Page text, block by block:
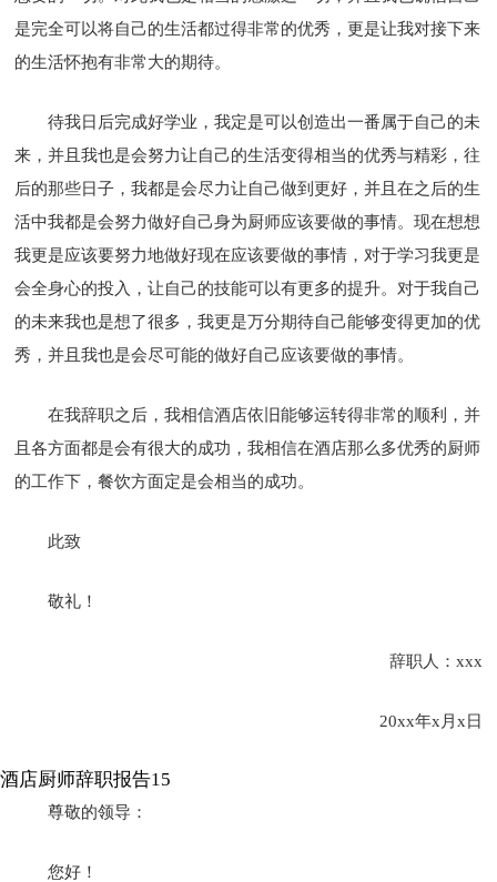
是完全可以将自己的生活都过得非常的优秀，更是让我对接下来
的生活怀抱有非常大的期待。
待我日后完成好学业，我定是可以创造出一番属于自己的未
来，并且我也是会努力让自己的生活变得相当的优秀与精彩，往
后的那些日子，我都是会尽力让自己做到更好，并且在之后的生
活中我都是会努力做好自己身为厨师应该要做的事情。现在想想
我更是应该要努力地做好现在应该要做的事情，对于学习我更是
会全身心的投入，让自己的技能可以有更多的提升。对于我自己
的未来我也是想了很多，我更是万分期待自己能够变得更加的优
秀，并且我也是会尽可能的做好自己应该要做的事情。
在我辞职之后，我相信酒店依旧能够运转得非常的顺利，并
且各方面都是会有很大的成功，我相信在酒店那么多优秀的厨师
的工作下，餐饮方面定是会相当的成功。
此致
敬礼！
辞职人：xxx
20xx年x月x日
酒店厨师辞职报告15
尊敬的领导：
您好！